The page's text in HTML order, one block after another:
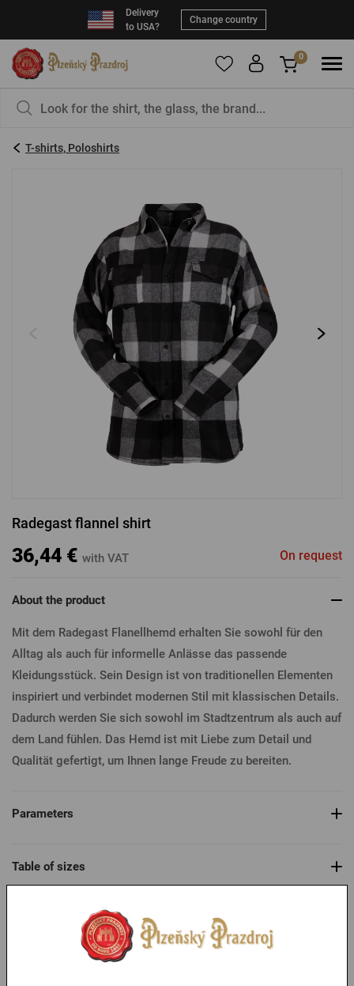
Delivery
to USA?
Change country
LOG IN
Forgotten password New registration
LOGIN VIA FACEBOOK
0
pity?
T-shirts, Poloshirts
Radegast flannel shirt
36,44 € with VAT On request
About the product
Mit dem Radegast Flanellhemd erhalten Sie sowohl für den
Alltag als auch für informelle Anlässe das passende
Kleidungsstück. Sein Design ist von traditionellen Elementen
inspiriert und verbindet modernen Stil mit klassischen Details.
Dadurch werden Sie sich sowohl im Stadtzentrum als auch auf
dem Land fühlen. Das Hemd ist mit Liebe zum Detail und
Qualität gefertigt, um Ihnen lange Freude zu bereiten.
Parameters
Table of sizes
You might like